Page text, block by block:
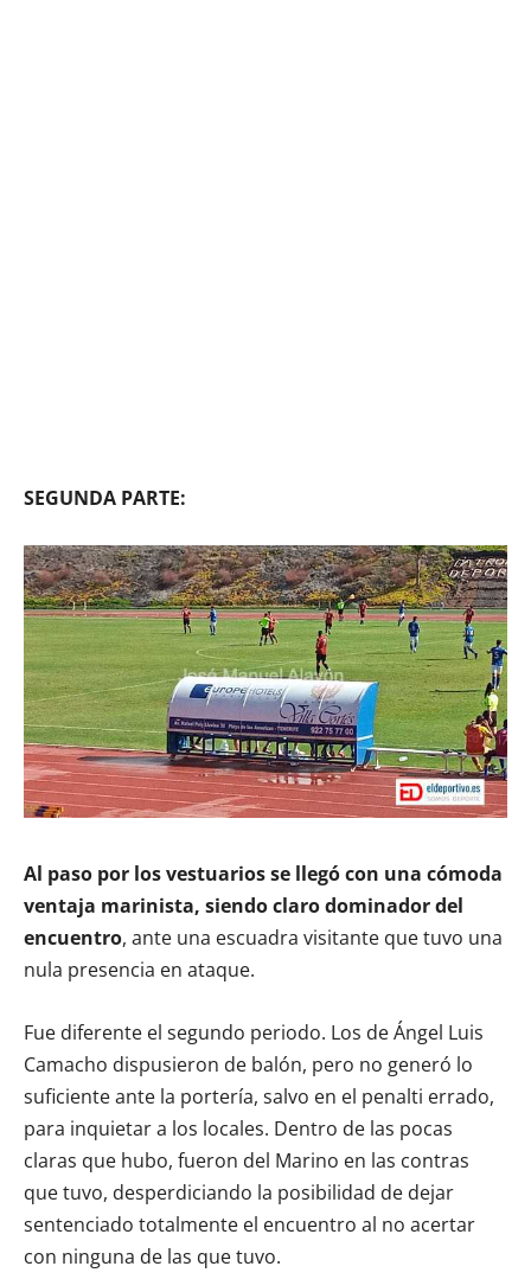
SEGUNDA PARTE:
Al paso por los vestuarios se llegó con una cómoda
ventaja marinista, siendo claro dominador del
encuentro, ante una escuadra visitante que tuvo una
nula presencia en ataque.
Fue diferente el segundo periodo. Los de Ángel Luis
Camacho dispusieron de balón, pero no generó lo
suficiente ante la portería, salvo en el penalti errado,
para inquietar a los locales. Dentro de las pocas
claras que hubo, fueron del Marino en las contras
que tuvo, desperdiciando la posibilidad de dejar
sentenciado totalmente el encuentro al no acertar
con ninguna de las que tuvo.